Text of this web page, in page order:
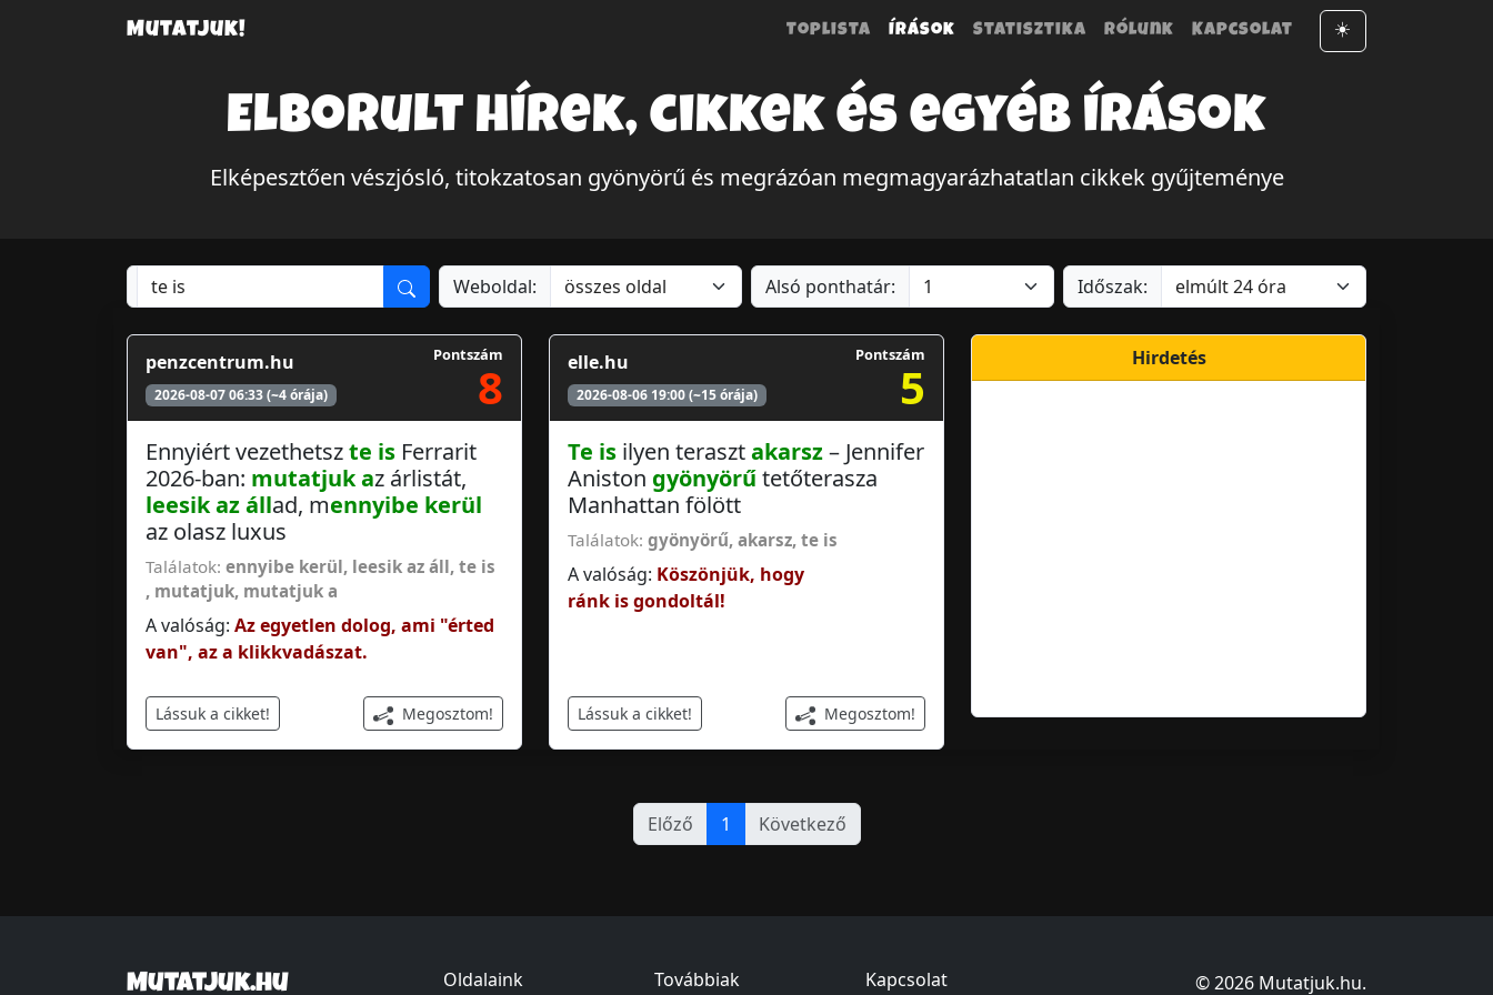
Mutatjuk! Toplista Írások Statisztika Rólunk Kapcsolat ☀️
Elborult hírek, cikkek és egyéb írások
Elképesztően vészjósló, titokzatosan gyönyörű és megrázóan megmagyarázhatatlan cikkek gyűjteménye
Weboldal: Alsó ponthatár: Időszak:
penzcentrum.hu
2026-08-07 06:33 (~4 órája)
Pontszám
8
Ennyiért vezethetszte is Ferrarit
2026-ban: mutatjuk az árlistát,
leesik az állad, mennyibe kerül
az olasz luxus
Találatok: ennyibe kerül, leesik az áll, te is
, mutatjuk, mutatjuk a
A valóság: Az egyetlen dolog, ami "érted
van", az a klikkvadászat.
Lássuk a cikket! Megosztom!
elle.hu
2026-08-06 19:00 (~15 órája)
Pontszám
5
Te is ilyen terasztakarsz– Jennifer
Aniston gyönyörűtetőterasza
Manhattan fölött
Találatok: gyönyörű, akarsz, te is
A valóság: Köszönjük, hogy
ránk is gondoltál!
Lássuk a cikket! Megosztom!
Hirdetés
Előző 1 Következő
Mutatjuk.hu Oldalaink Továbbiak Kapcsolat © 2026 Mutatjuk.hu.